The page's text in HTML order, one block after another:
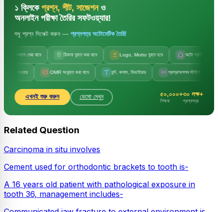
১ ক্লিকে প্রশ্ন, শীট, সাজেশনও
অনলাইন পরীক্ষা তৈরির সফটওয়্যার!
শুধু প্রশ্ন সিলেক্ট করুন — প্রশ্নপত্র অটোমেটিক তৈরি!
জলছাপ দেয়া যাবে ঠিকানা যুক্ত করা যাবে Logo, Motto যুক্ত হবে অটো প্রতিষ্ঠানের নাম
OMR সংযুক্ত করা যাবে ফন্ট, কলাম, ডিভাইডার প্রশ্ন/অপশন স্টাইল পরিবর্তন
এখনই শুরু করুন ডেমো দেখুন ৫০,০০০+
শিক্ষক
৩০ লক্ষ+
প্রশ্নপত্র
Related Question
Carcinoma in situ involves
Cement used for orthodontic brackets to tooth is-
A 16 years old patient with pathological exposure in
tooth 36, management includes-